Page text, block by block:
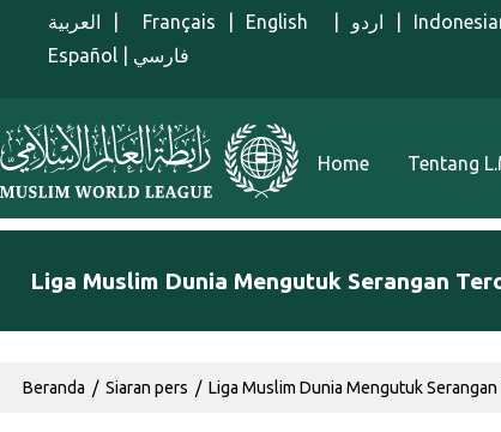
Lompat ke isi utama
العربية Français English اردو
Español
فارسي
Menu Indonesian
Home Tentang
Liga Muslim Dunia Mengutuk Serangan
Breadcrumb
Beranda Siaran pers Liga Muslim Dunia Mengutuk